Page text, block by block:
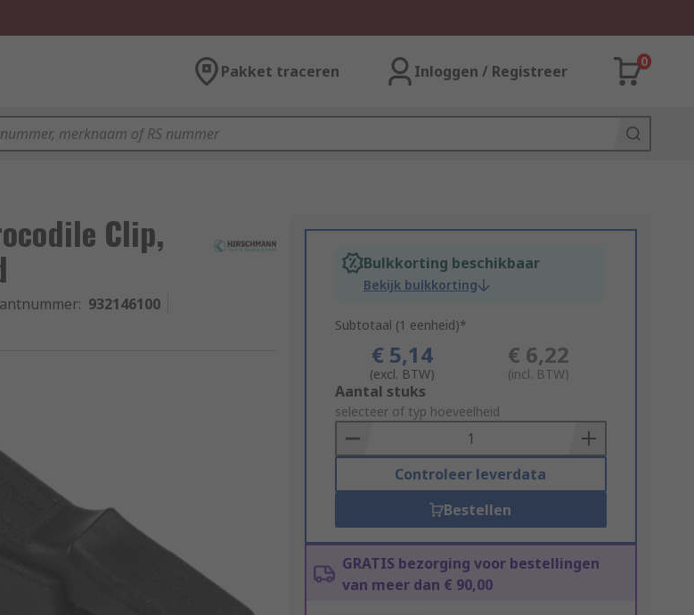
Pakket traceren Inloggen / Registreer
0
Clip,
: 932146100
Bulkkorting beschikbaar
Bekijk bulkkorting
Subtotaal (1 eenheid)*
€ 5,14
(excl. BTW)
€ 6,22
(incl. BTW)
Add
to
Basket
Aantal stuks
selecteer of typ hoeveelheid
Controleer leverdata
Bestellen
GRATIS bezorging voor bestellingen
van meer dan € 90,00